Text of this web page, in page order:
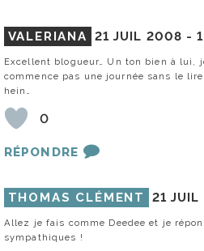
VALERIANA 21 JUIL 2008 -
Excellent blogueur… Un ton bien à lui,
commence pas une journée sans le
hein…
0
RÉPONDRE
THOMAS CLÉMENT 21
Allez je fais comme Deedee et je
sympathiques !